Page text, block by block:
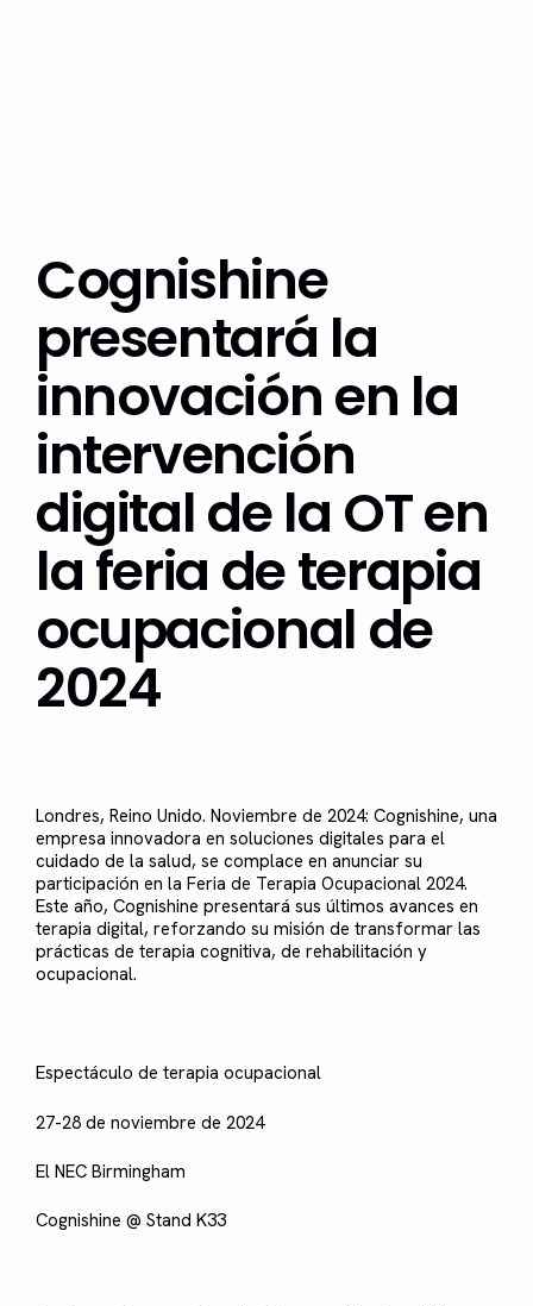
Cognishine
presentará la
innovación en la
intervención
digital de la OT en
la feria de terapia
ocupacional de
2024
Londres, Reino Unido. Noviembre de 2024: Cognishine, una
empresa innovadora en soluciones digitales para el
cuidado de la salud, se complace en anunciar su
participación en la Feria de Terapia Ocupacional 2024.
Este año, Cognishine presentará sus últimos avances en
terapia digital, reforzando su misión de transformar las
prácticas de terapia cognitiva, de rehabilitación y
ocupacional.
Espectáculo de terapia ocupacional
27-28 de noviembre de 2024
El NEC Birmingham
Cognishine @ Stand K33